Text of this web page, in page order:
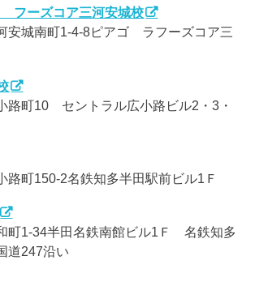
ーズコア三河安城校
安城南町1-4-8ピアゴ ラフーズコア三
路町10 セントラル広小路ビル2・3・
路町150-2名鉄知多半田駅前ビル1Ｆ
町1-34半田名鉄南館ビル1Ｆ 名鉄知多
道247沿い